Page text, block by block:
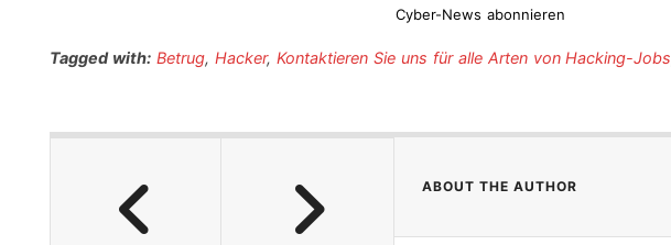
Cyber-News abonnieren
Tagged with: Betrug, Hacker, Kontaktieren Sie uns für alle Arten von Hacking-Jobs
ABOUT THE AUTHOR